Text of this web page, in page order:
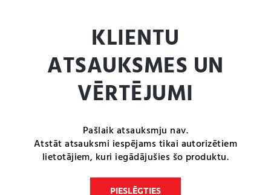
KLIENTU
ATSAUKSMES UN
VĒRTĒJUMI
Pašlaik atsauksmju nav.
Atstāt atsauksmi iespējams tikai autorizētiem
lietotājiem, kuri iegādājušies šo produktu.
PIESLĒGTIES